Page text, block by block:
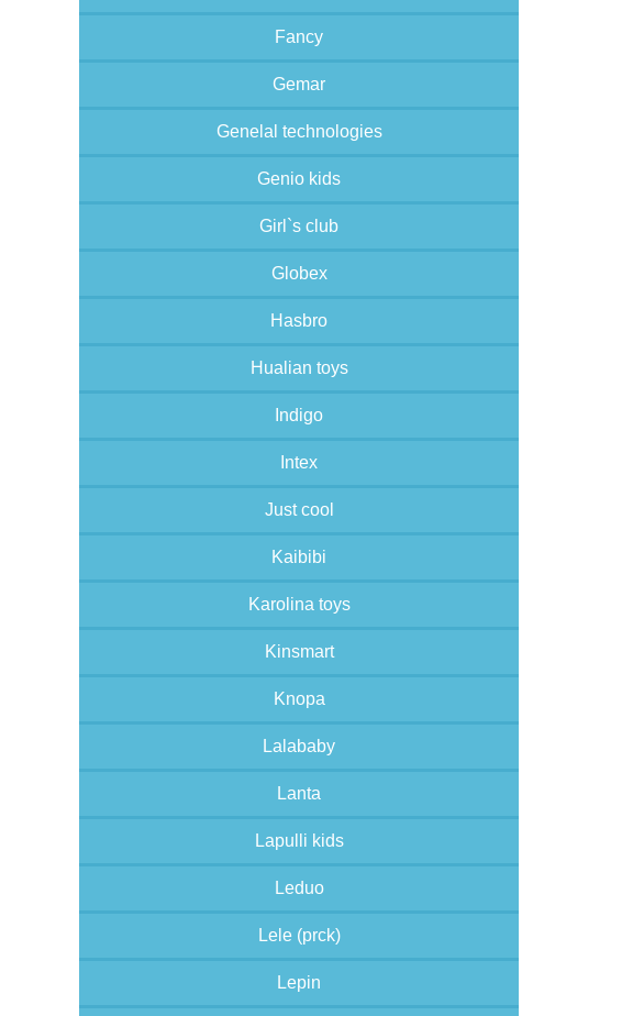
Fancy
Gemar
Genelal technologies
Genio kids
Girl`s club
Globex
Hasbro
Hualian toys
Indigo
Intex
Just cool
Kaibibi
Karolina toys
Kinsmart
Knopa
Lalababy
Lanta
Lapulli kids
Leduo
Lele (prck)
Lepin